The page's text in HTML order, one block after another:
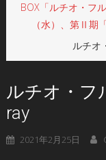
BOX「ルチオ・フ
（水）、第Ⅱ期
ルチオ
ルチオ・フ
ray
2021年2月25日